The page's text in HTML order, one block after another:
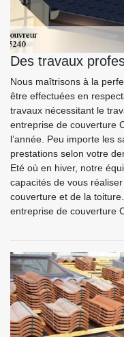
Des travaux
Nous maîtrisons à la
être effectuées en
travaux nécessitant le
entreprise de couverture
l’année. Peu importe les
prestations selon votre
Eté où en hiver, notre
capacités de vous
couverture et de la
entreprise de couverture